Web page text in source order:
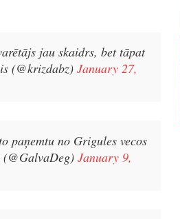
jau skaidrs, bet tāpat
(@krizdabz) January 27,
paņemtu no Grigules vecos
January 9,